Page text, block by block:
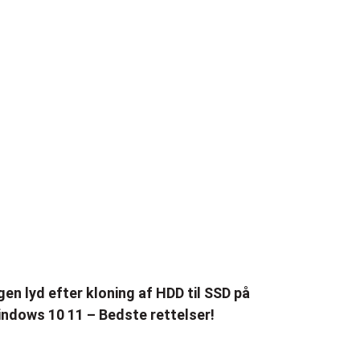
lyd efter kloning af HDD til SSD på
10 11 – Bedste rettelser!